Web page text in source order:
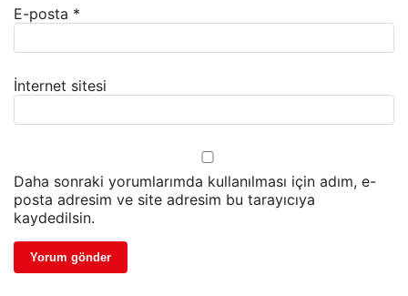
E-posta *
İnternet sitesi
Daha sonraki yorumlarımda kullanılması için adım, e-
posta adresim ve site adresim bu tarayıcıya
kaydedilsin.